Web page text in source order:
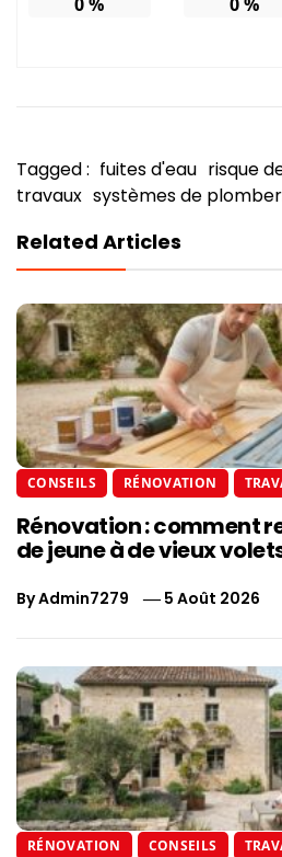
Tagged : fuites d'eau risque
travaux systèmes de
Related Articles
CONSEILS RÉNOVATION
Rénovation : comment
de jeune à de vieux
ByAdmin7279 5 Août 2026
RÉNOVATION CONSEILS